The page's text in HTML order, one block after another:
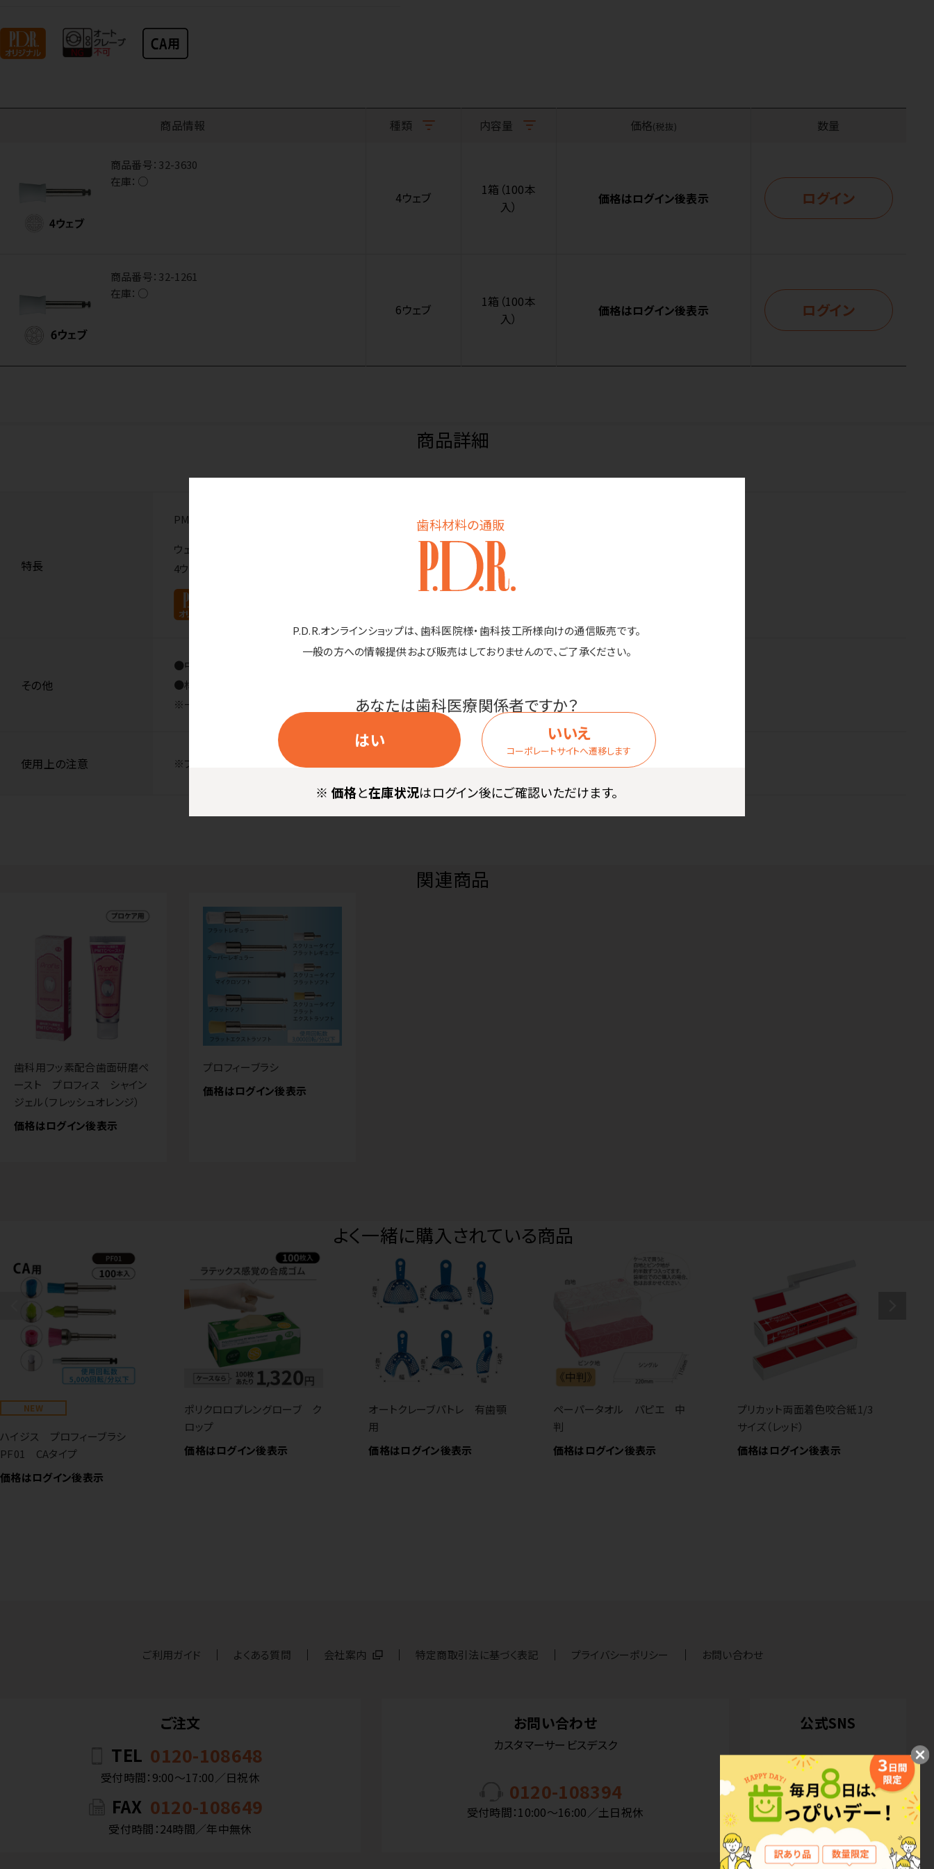
歯科材料の通販
P.D.R.オンラインショップは、歯科医院様・歯科技工所様向けの通信販売です。
一般の方への情報提供および販売はしておりませんので、ご了承ください。
あなたは歯科医療関係者ですか？
はい
いいえ
コーポレートサイトへ遷移します
※ 価格と在庫状況はログイン後にご確認いただけます。
商品情報 種類 内容量 価格(税抜) 数量
商品番号： 32-3630
在庫： ○
4ウェブ
1箱（100本
入）
価格はログイン後表示 ログイン
商品番号： 32-1261
在庫： ○
6ウェブ
1箱（100本
入）
価格はログイン後表示 ログイン
商品詳細
特長
PMTC用プロフィーカップ。ラテックスフリーです。
ウェブによってステイン等を除去しやすいです。
4ウェブは薄いためカップの裾が広がりやすいです。
その他
●中国製
●材質／カップ：TPE 軸：銅（ニッケルメッキ）
※一般的名称：歯磨カップ 届出番号：23B2X10036000181
使用上の注意 ※プロフィーカップは製造時期により色味が異なる場合がございます。
関連商品
歯科用フッ素配合歯面研磨ペ
ースト プロフィス シャイン
ジェル（フレッシュオレンジ）
価格はログイン後表示
プロフィーブラシ
価格はログイン後表示
よく一緒に購入されている商品
NEW
ハイジス プロフィーブラシ
PF01 CAタイプ
価格はログイン後表示
ポリクロロプレングローブ ク
ロップ
価格はログイン後表示
オートクレーブパトレ 有歯顎
用
価格はログイン後表示
ペーパータオル パピエ 中
判
価格はログイン後表示
プリカット両面着色咬合紙1/3
サイズ（レッド）
価格はログイン後表示
ご利用ガイド よくある質問 会社案内 特定商取引法に基づく表記 プライバシーポリシー お問い合わせ
ご注文
TEL 0120-108648
受付時間：9:00〜17:00／日祝休
FAX 0120-108649
受付時間：24時間／年中無休
お問い合わせ
カスタマーサービスデスク
0120-108394
受付時間：10:00〜16:00／土日祝休
公式SNS